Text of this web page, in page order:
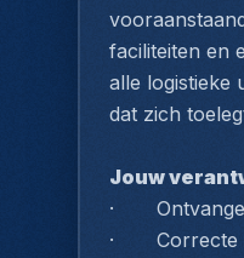
faciliteiten en
alle logistieke
dat zich
Jouw
·
·